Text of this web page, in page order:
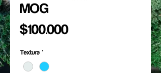
MOG
$100.000Precio
Textura *